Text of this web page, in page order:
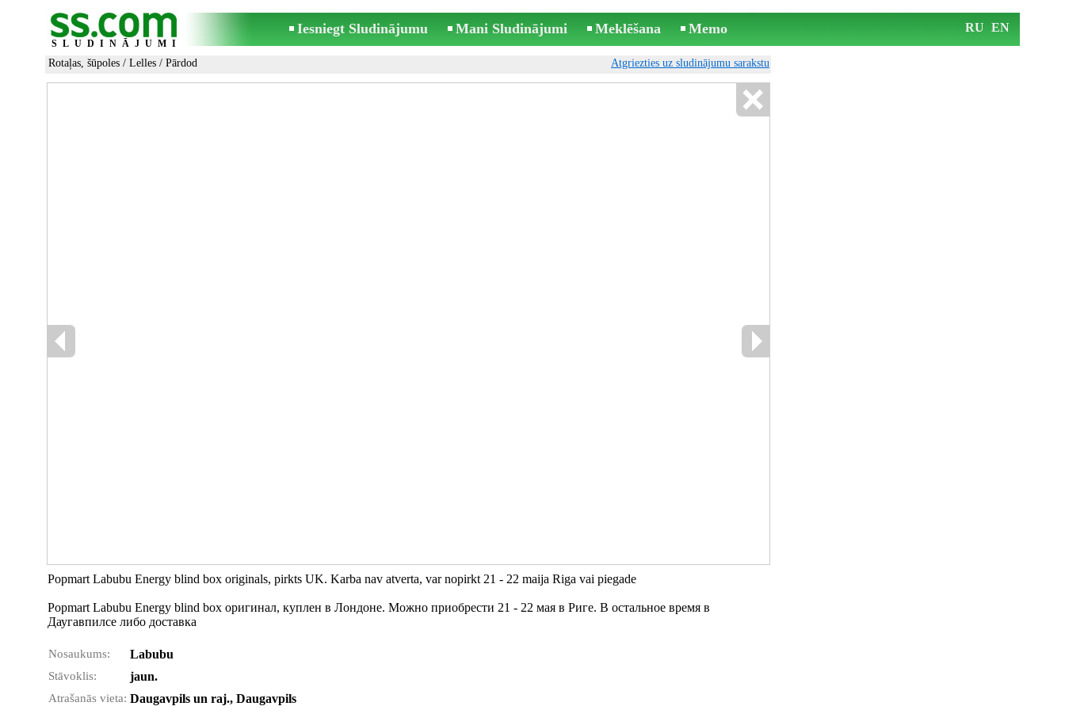
SLUDINĀJUMI
Iesniegt Sludinājumu Mani Sludinājumi Meklēšana Memo RU EN
Rotaļas, šūpoles / Lelles / Pārdod Atgriezties uz sludinājumu sarakstu
Popmart Labubu Energy blind box originals, pirkts UK. Karba nav atverta, var nopirkt 21 - 22 maija Riga vai piegade
Popmart Labubu Energy blind box оригинал, куплен в Лондоне. Можно приобрести 21 - 22 мая в Риге. В остальное время в
Даугавпилсе либо доставка
Nosaukums: Labubu
Stāvoklis: jaun.
Atrašanās vieta: Daugavpils un raj., Daugavpils